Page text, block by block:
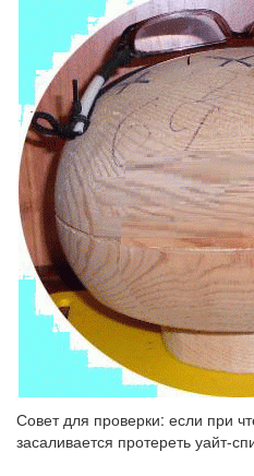
Совет для проверки: если при
засаливается протереть уайт-